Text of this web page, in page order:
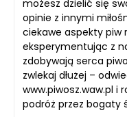
możesz dzielić się
opinie z innymi
ciekawe aspekty piw
eksperymentując z
zdobywają serca
zwlekaj dłużej –
www.piwosz.waw.pl i
podróż przez bogaty